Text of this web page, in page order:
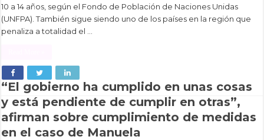
10 a 14 años, según el Fondo de Población de Naciones Unidas
(UNFPA). También sigue siendo uno de los países en la región que
penaliza a totalidad el …
“El gobierno ha cumplido en unas cosas
y está pendiente de cumplir en otras”,
afirman sobre cumplimiento de medidas
en el caso de Manuela